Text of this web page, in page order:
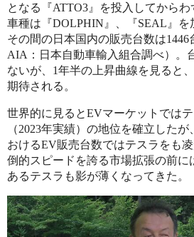
となる『ATTO3』を投入してから
車種は『DOLPHIN』、『SEAL』を
その間の日本国内の販売台数は1446
AIA：日本自動車輸入組合調べ）。
ないが、1年半の上昇曲線を見ると
期待される。
世界的に見るとEVマーケットでは
（2023年実績）の地位を確立した
おけるEV販売台数ではテスラをも
倒的スピードを誇る市場拡張の前に
あるテスラも影が薄くなってきた。